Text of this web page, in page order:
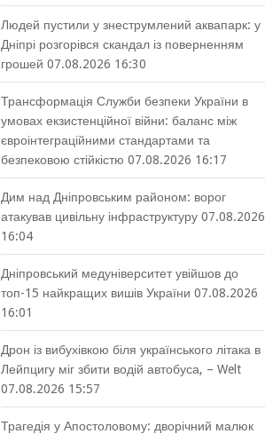
Людей пустили у знеструмлений аквапарк: у
Дніпрі розгорівся скандал із поверненням
грошей 07.08.2026 16:30
Трансформація Служби безпеки України в
умовах екзистенційної війни: баланс між
євроінтеграційними стандартами та
безпековою стійкістю 07.08.2026 16:17
Дим над Дніпровським районом: ворог
атакував цивільну інфраструктуру 07.08.2026
16:04
Дніпровський медуніверситет увійшов до
топ-15 найкращих вишів України 07.08.2026
16:01
Дрон із вибухівкою біля українського літака в
Лейпцигу міг збити водій автобуса, – Welt
07.08.2026 15:57
Трагедія у Апостоловому: дворічний малюк